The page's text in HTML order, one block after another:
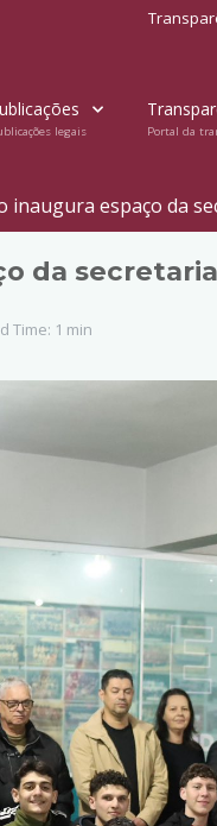
legais Portal da
inaugura espaço da
da
Time: 1 min